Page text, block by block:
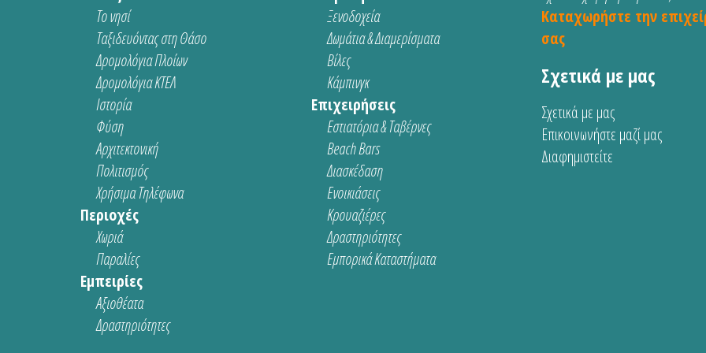
Το νησί
Ταξιδευόντας στη Θάσο
Δρομολόγια Πλοίων
Δρομολόγια ΚΤΕΛ
Ιστορία
Φύση
Αρχιτεκτονική
Πολιτισμός
Χρήσιμα Τηλέφωνα
Περιοχές
Χωριά
Παραλίες
Εμπειρίες
Αξιοθέατα
Δραστηριότητες
Ξενοδοχεία
Δωμάτια & Διαμερίσματα
Βίλες
Κάμπινγκ
Επιχειρήσεις
Εστιατόρια & Ταβέρνες
Beach Bars
Διασκέδαση
Ενοικιάσεις
Κρουαζιέρες
Δραστηριότητες
Εμπορικά Καταστήματα
Καταχωρήστε την
σας
Σχετικά με μας
Σχετικά με μας
Επικοινωνήστε μαζί μας
Διαφημιστείτε